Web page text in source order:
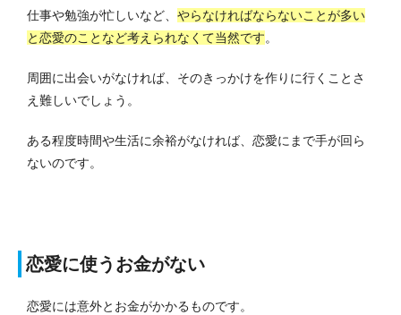
仕事や勉強が忙しいなど、 やらなければならないことが多い
と恋愛のことなど考えられなくて当然です。
周囲に出会いがなければ、そのきっかけを作りに行くことさ
え難しいでしょう。
ある程度時間や生活に余裕がなければ、恋愛にまで手が回ら
ないのです。
恋愛に使うお金がない
恋愛には意外とお金がかかるものです。